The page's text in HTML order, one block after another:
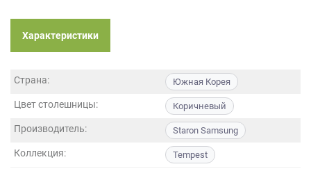
Характеристики
Страна: Южная Корея
Цвет столешницы: Коричневый
Производитель: Staron Samsung
Коллекция: Tempest
персональных
данных.